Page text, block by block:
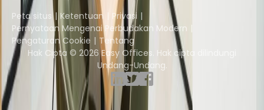
Peta situs Ketentuan
Privasi
Pernyataan Mengenai Perbudakan Modern
Pengaturan Cookie
Tentang
Hak Cipta © 2026 Easy Offices. Hak cipta dilindungi
Undang-Undang.